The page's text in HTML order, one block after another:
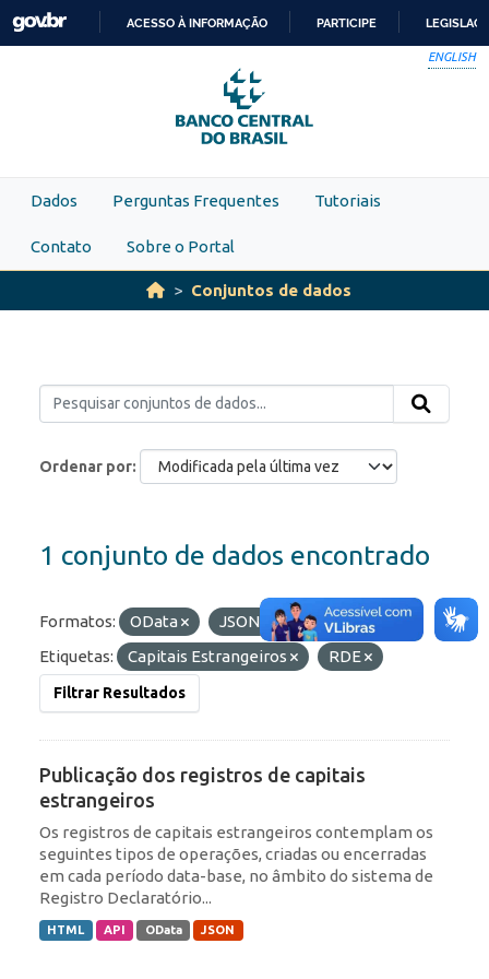
Skip to main content
PARA
O
CONTEÚDO
ACESSO À INFORMAÇÃO PARTICIPE
ENGLISH
Dados Perguntas Frequentes Tutoriais
Contato Sobre o Portal
Conjuntos de dados
Ordenar por
1 conjunto de dados encontrado
Formatos: OData JSON
HTML
Etiquetas:
Capitais Estrangeiros RDE
Filtrar Resultados
Publicação dos registros de capitais
estrangeiros
Os registros de capitais estrangeiros contemplam os
seguintes tipos de operações, criadas ou encerradas
em cada período data-base, no âmbito do sistema de
Registro Declaratório...
HTML API OData JSON